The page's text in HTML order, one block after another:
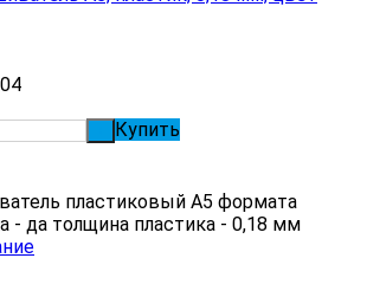
Купить
пластиковый А5 формата
- да толщина пластика - 0,18 мм